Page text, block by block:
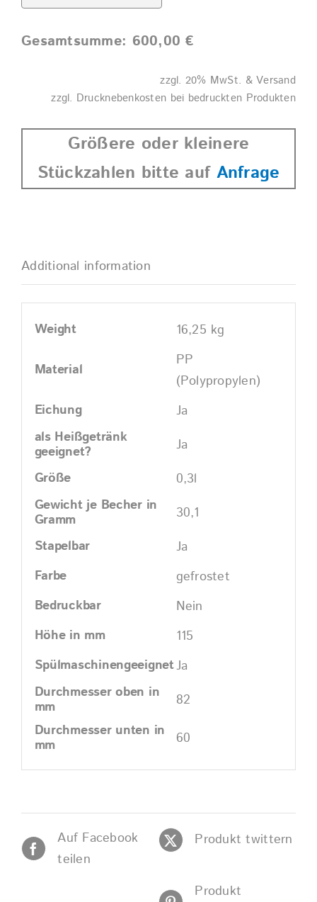
Gesamtsumme: 600,00€
PP
gefrostet
zzgl. 20% MwSt. & Versand
zzgl. Drucknebenkosten bei bedruckten Produkten
Größere oder kleinere
Stückzahlen bitte auf Anfrage
Additional information
Weight 16,25 kg
Material
PP
(Polypropylen)
Eichung
Ja
als Heißgetränk
geeignet?
Ja
Größe
0,3l
Gewicht je Becher in
Gramm
30,1
Stapelbar
Ja
Farbe
gefrostet
Bedruckbar
Nein
Höhe in mm
115
SpülmaschinengeeignetJa
Durchmesser oben in
mm
82
Durchmesser unten in
mm
60
Auf Facebook
teilen
Produkt twittern
Produkt